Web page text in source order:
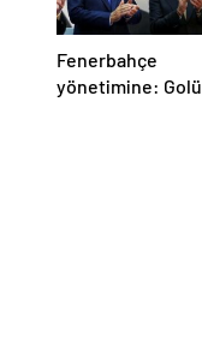
Fenerbahçe
yönetimine: Golü